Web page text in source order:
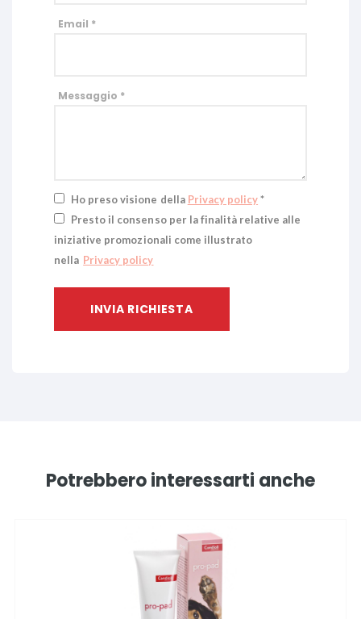
Email *
Messaggio *
Ho preso visione della Privacy policy*
Presto il consenso per la finalità relative alle
iniziative promozionali come illustrato
nella Privacy policy
INVIA RICHIESTA
Potrebbero interessarti anche